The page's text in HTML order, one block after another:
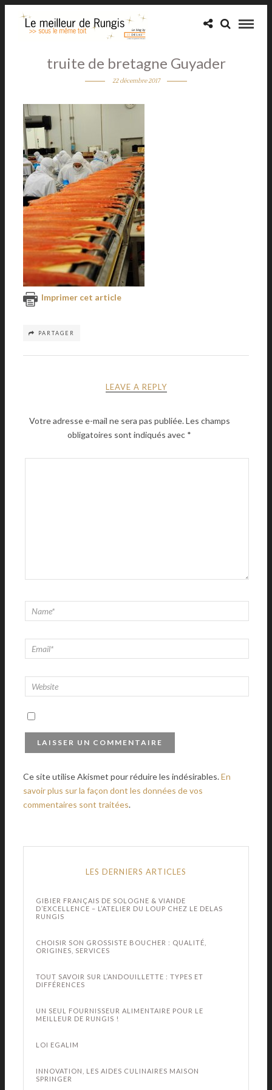
truite de bretagne Guyader
22 décembre 2017
Imprimer cet article
PARTAGER
LEAVE A REPLY
Votre adresse e-mail ne sera pas publiée.Les champs
obligatoires sont indiqués avec *
Ce site utilise Akismet pour réduire les indésirables.En
savoir plus sur la façon dont les données de vos
commentaires sont traitées.
LES DERNIERS ARTICLES
GIBIER FRANÇAIS DE SOLOGNE & VIANDE
D’EXCELLENCE – L’ATELIER DU LOUP CHEZ LE DELAS
RUNGIS
CHOISIR SON GROSSISTE BOUCHER : QUALITÉ,
ORIGINES, SERVICES
TOUT SAVOIR SUR L’ANDOUILLETTE : TYPES ET
DIFFÉRENCES
UN SEUL FOURNISSEUR ALIMENTAIRE POUR LE
MEILLEUR DE RUNGIS !
LOI EGALIM
INNOVATION, LES AIDES CULINAIRES MAISON
SPRINGER